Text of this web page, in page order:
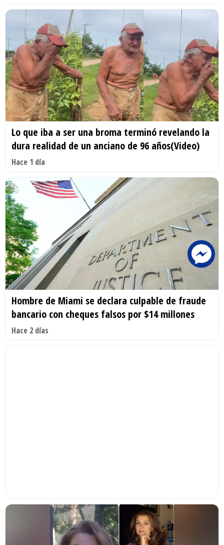
Lo que iba a ser una broma terminó revelando la
dura realidad de un anciano de 96 años(Video)
Hace 1 día
Hombre de Miami se declara culpable de fraude
bancario con cheques falsos por $14 millones
Hace 2 días